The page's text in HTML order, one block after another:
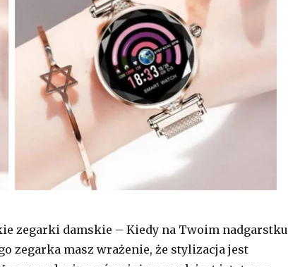
zegarki damskie – Kiedy na Twoim nadgarstku
zegarka masz wrażenie, że stylizacja jest